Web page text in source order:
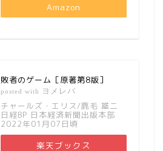
Amazon
敗者のゲーム［原著第8版］
posted with ヨメレバ
チャールズ・エリス/鹿毛 雄二
日経BP 日本経済新聞出版本部
2022年01月07日頃
楽天ブックス